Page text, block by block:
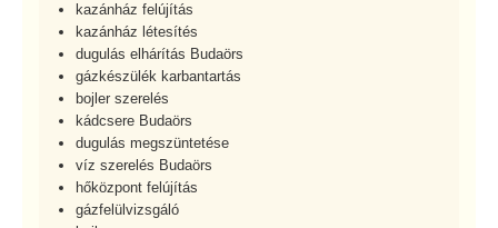
kazánház felújítás
kazánház létesítés
dugulás elhárítás Budaörs
gázkészülék karbantartás
bojler szerelés
kádcsere Budaörs
dugulás megszüntetése
víz szerelés Budaörs
hőközpont felújítás
gázfelülvizsgáló